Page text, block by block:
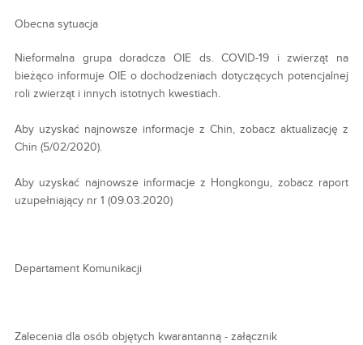
Obecna sytuacja
Nieformalna grupa doradcza OIE ds. COVID-19 i zwierząt na
bieżąco informuje OIE o dochodzeniach dotyczących potencjalnej
roli zwierząt i innych istotnych kwestiach.
Aby uzyskać najnowsze informacje z Chin, zobacz aktualizację z
Chin (5/02/2020).
Aby uzyskać najnowsze informacje z Hongkongu, zobacz raport
uzupełniający nr 1 (09.03.2020)
Departament Komunikacji
Zalecenia dla osób objętych kwarantanną - załącznik